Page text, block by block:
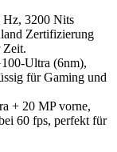
3200 Nits
Zertifizierung
Zeit.
Ultra (6nm),
für Gaming und
+ 20 MP vorne,
60 fps, perfekt für